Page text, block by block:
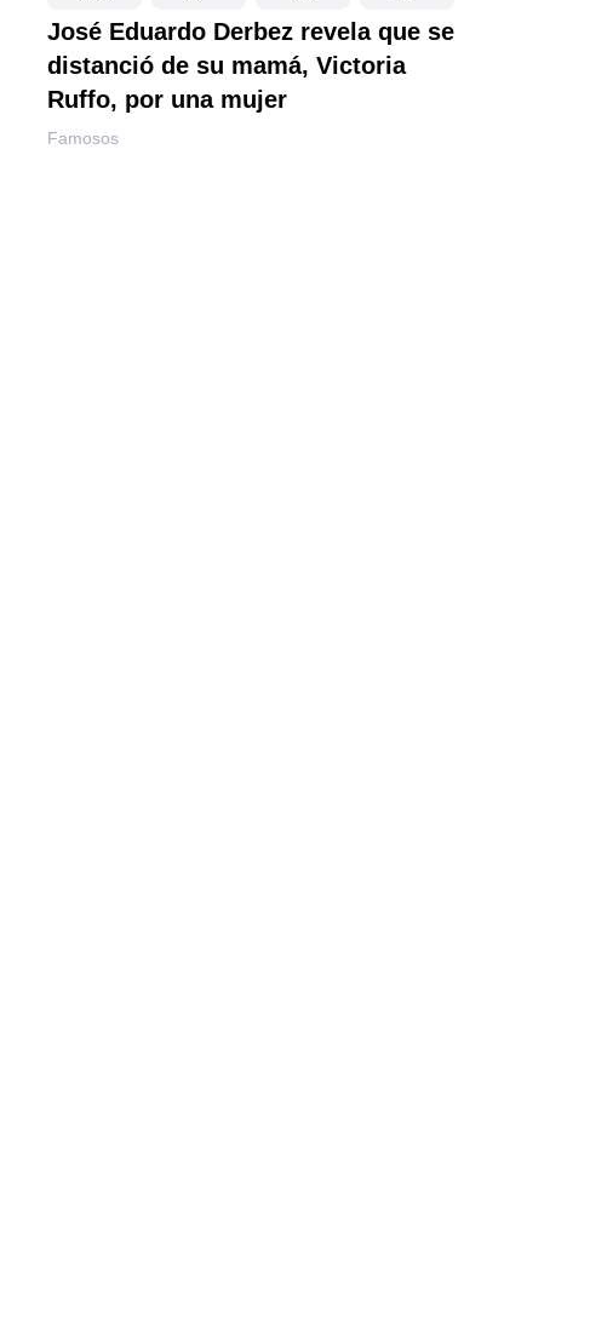
José Eduardo Derbez revela que se
distanció de su mamá, Victoria
Ruffo, por una mujer
Famosos